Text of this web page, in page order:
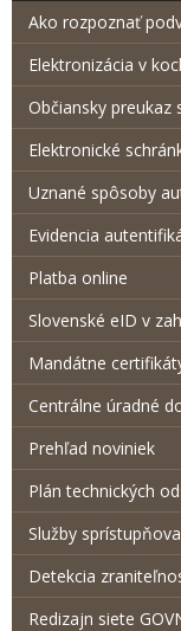
Ako rozpoznať
Elektronizácia v
Občiansky preukaz
Elektronické
Uznané spôsoby
Evidencia
Platba online
Slovenské eID v
Mandátne
Centrálne úradné
Prehľad noviniek
Plán technických
Služby
Detekcia
Redizajn siete